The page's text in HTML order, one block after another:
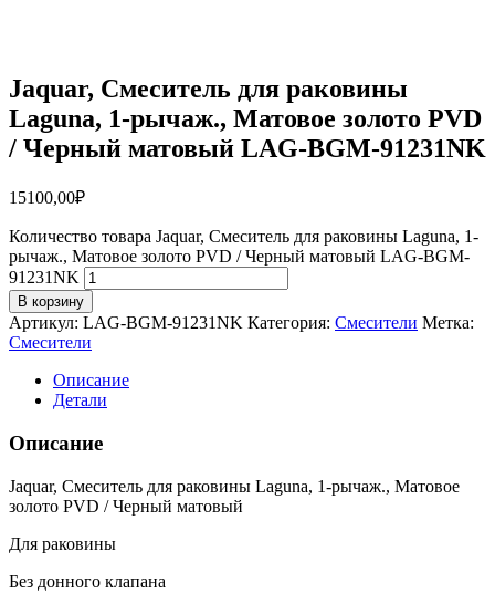
Jaquar, Смеситель для раковины
Laguna, 1-рычаж., Матовое золото PVD
/ Черный матовый LAG-BGM-91231NK
15100,00₽
Количество товара Jaquar, Смеситель для раковины Laguna, 1-
рычаж., Матовое золото PVD / Черный матовый LAG-BGM-
91231NK
В корзину
Артикул: LAG-BGM-91231NK Категория: Смесители Метка:
Смесители
Описание
Детали
Описание
Jaquar, Смеситель для раковины Laguna, 1-рычаж., Матовое
золото PVD / Черный матовый
Для раковины
Без донного клапана